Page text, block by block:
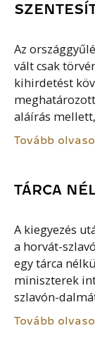
Az
vált csak
kihirdetést
aláírás
Tovább
TÁRCA
A kiegyezés
a horvát-
egy tárca
miniszterek
szlavón-
Tovább